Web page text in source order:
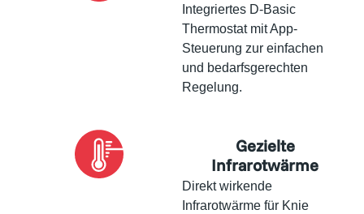
Integriertes D-Basic
Thermostat mit App-
Steuerung zur einfachen
und bedarfsgerechten
Regelung.
Gezielte
Infrarotwärme
Direkt wirkende
Infrarotwärme für Knie